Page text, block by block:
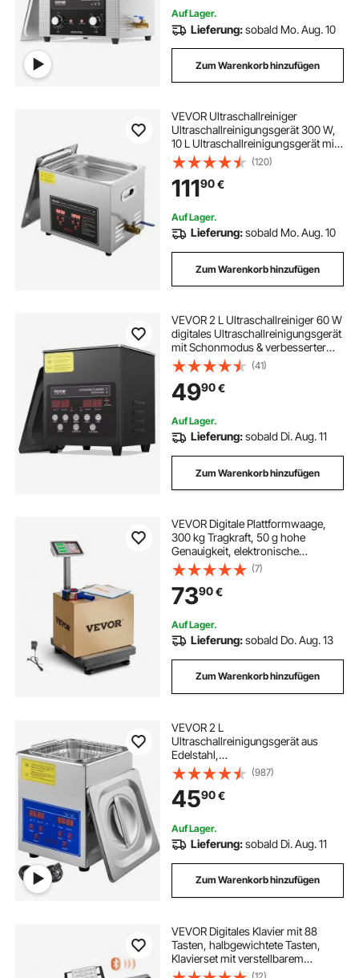
Auf Lager.
Lieferung:sobald Mo. Aug. 10
Zum Warenkorb hinzufügen
VEVOR Ultraschallreiniger
Ultraschallreinigungsgerät 300 W,
10 L Ultraschallreinigungsgerät mit
Digitaler Anzeige 0-30 Min,
Ultraschallreinigungsgerät für
Schmuck Brillen Uhren
(120)
11190€
Auf Lager.
Lieferung:sobald Mo. Aug. 10
Zum Warenkorb hinzufügen
VEVOR 2 L Ultraschallreiniger 60 W
digitales Ultraschallreinigungsgerät
mit Schonmodus & verbesserter
Entgasung, 40 kHz industrieller
Schmuckreiniger mit Heizung &
Timer, für Brillen Uhren Schwarz
(41)
4990€
Auf Lager.
Lieferung:sobald Di. Aug. 11
Zum Warenkorb hinzufügen
VEVOR Digitale Plattformwaage,
300 kg Tragkraft, 50 g hohe
Genauigkeit, elektronische
Bodenwaage mit LB/KG, Tara,
Preisrechner, AC/DC-
Stromversorgung, geeignet für
Gepäck, Versand, Pakete, Porto
(7)
7390€
Auf Lager.
Lieferung:sobald Do. Aug. 13
Zum Warenkorb hinzufügen
VEVOR 2 L
Ultraschallreinigungsgerät aus
Edelstahl,
Ultraschallreinigungsgerät mit
digitaler Heizung und Timer,
Schmuckreinigung für den
gewerblichen und privaten
Heimgebrauch (2L)
(987)
4590€
Auf Lager.
Lieferung:sobald Di. Aug. 11
Zum Warenkorb hinzufügen
VEVOR Digitales Klavier mit 88
Tasten, halbgewichtete Tasten,
Klavierset mit verstellbarem
Ständer, integrierten